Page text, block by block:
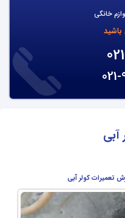
خانگی
باشید
تعمیرات کولر آبی